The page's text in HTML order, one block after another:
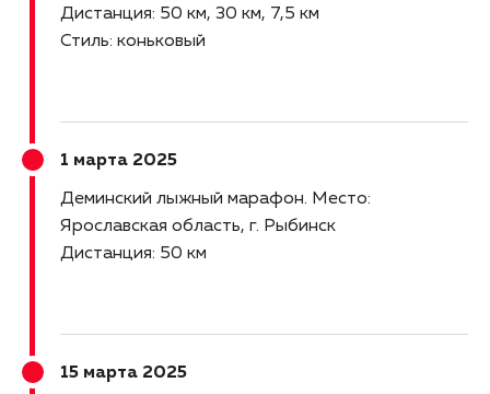
Дистанция: 50 км, 30 км, 7,5 км
Стиль: коньковый
1 марта 2025
Деминский лыжный марафон Место:
Ярославская область, г. Рыбинск
Дистанция: 50 км
15 марта 2025